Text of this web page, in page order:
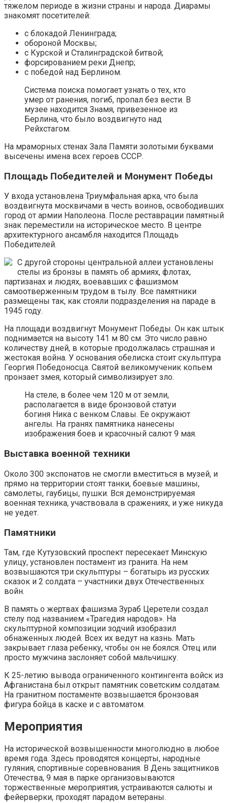
тяжелом периоде в жизни страны и народа. Диарамы
знакомят посетителей:
с блокадой Ленинграда;
обороной Москвы;
с Курской и Сталинградской битвой;
форсированием реки Днепр;
с победой над Берлином.
Система поиска помогает узнать о тех, кто
умер от ранения, погиб, пропал без вести. В
музее находится Знамя, привезенное из
Берлина, что было воздвигнуто над
Рейхстагом.
На мраморных стенах Зала Памяти золотыми буквами
высечены имена всех героев СССР.
Площадь Победителей и Монумент Победы
У входа установлена Триумфальная арка, что была
воздвигнута москвичами в честь воинов, освободивших
город от армии Наполеона. После реставрации памятный
знак переместили на историческое место. В центре
архитектурного ансамбля находится Площадь
Победителей.
С другой стороны центральной аллеи установлены
стелы из бронзы в память об армиях, флотах,
партизанах и людях, воевавших с фашизмом
самоотверженным трудом в тылу. Все памятники
размещены так, как стояли подразделения на параде в
1945 году.
На площади воздвигнут Монумент Победы. Он как штык
поднимается на высоту 141 м 80 см. Это число равно
количеству дней, в которые продолжалась страшная и
жестокая война. У основания обелиска стоит скульптура
Георгия Победоносца. Святой великомученик копьем
пронзает змея, который символизирует зло.
На стеле, в более чем 120 м от земли,
располагается в виде бронзовой статуи
богиня Ника с венком Славы. Ее окружают
ангелы. На гранях памятника нанесены
изображения боев и красочный салют 9 мая.
Выставка военной техники
Около 300 экспонатов не смогли вместиться в музей, и
прямо на территории стоят танки, боевые машины,
самолеты, гаубицы, пушки. Вся демонстрируемая
военная техника, участвовала в сражениях, и уже никуда
не уедет.
Памятники
Там, где Кутузовский проспект пересекает Минскую
улицу, установлен постамент из гранита. На нем
возвышаются три скульптуры – богатырь из русских
сказок и 2 солдата – участники двух Отечественных
войн.
В память о жертвах фашизма Зураб Церетели создал
стелу под названием «Трагедия народов». На
скульптурной композиции зодчий изобразил
обнаженных людей. Всех их ведут на казнь. Мать
закрывает глаза ребенку, чтобы он не боялся. Отец или
просто мужчина заслоняет собой мальчишку.
К 25-летию вывода ограниченного контингента войск из
Афганистана был открыт памятник советским солдатам.
На гранитном постаменте возвышается бронзовая
фигура бойца в каске и с автоматом.
Мероприятия
На исторической возвышенности многолюдно в любое
время года. Здесь проводятся концерты, народные
гуляния, спортивные соревнования. В День защитников
Отечества, 9 мая в парке организовываются
торжественные мероприятия, устраиваются салюты и
фейерверки, проходят парадом ветераны.